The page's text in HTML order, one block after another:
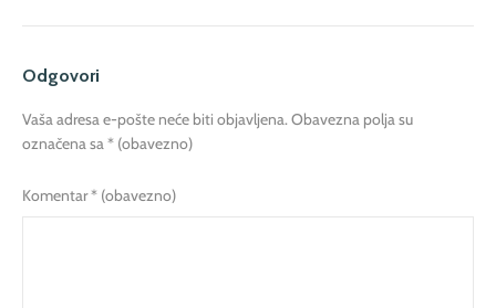
Odgovori
Vaša adresa e-pošte neće biti objavljena. Obavezna polja su
označena sa * (obavezno)
Komentar* (obavezno)